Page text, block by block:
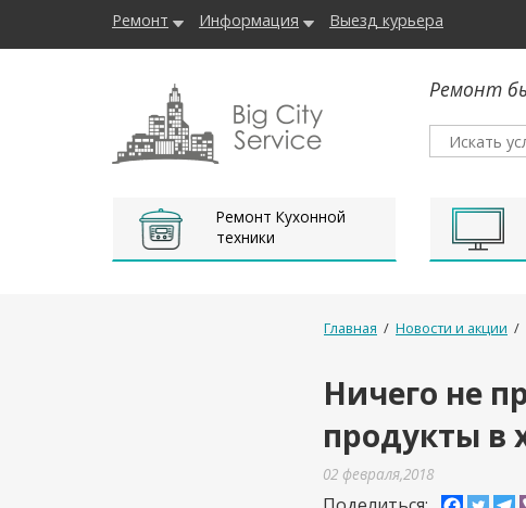
Ремонт Информация Выезд курьера
Ремонт
Ремонт Кухонной
техники
Главная / Новости и акции /
Ничего не
продукты в
02 февраля,2018